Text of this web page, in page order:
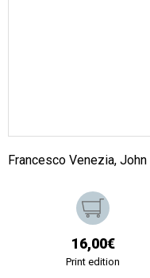
Francesco Venezia,
16,00€
Print edition